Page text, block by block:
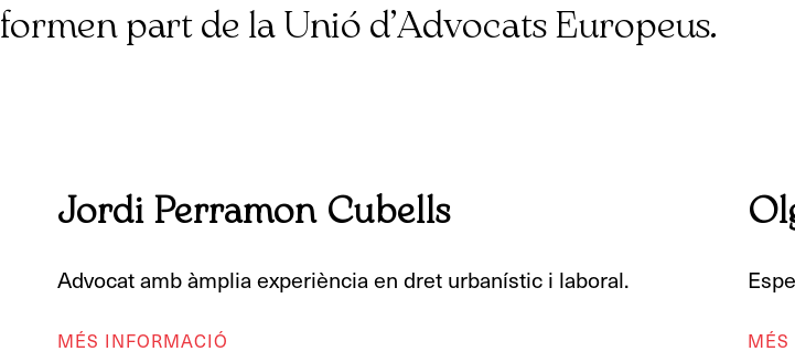
formen part de la Unió d’Advocats Europeus.
Jordi Perramon Cubells
Advocat amb àmplia experiència en dret urbanístic i laboral.
MÉS INFORMACIÓ MÉS